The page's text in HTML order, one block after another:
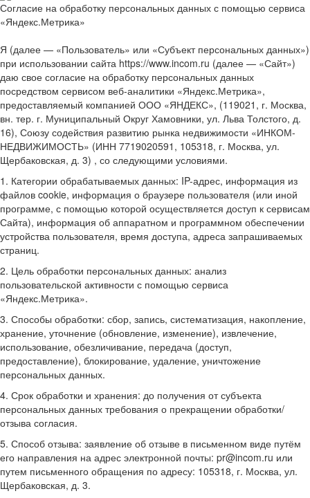
Согласие на обработку персональных данных с помощью сервиса
«Яндекс.Метрика»
Я (далее — «Пользователь» или «Субъект персональных данных»)
при использовании сайта https://www.incom.ru (далее — «Сайт»)
даю свое согласие на обработку персональных данных
посредством сервисом веб-аналитики «Яндекс.Метрика»,
предоставляемый компанией ООО «ЯНДЕКС», (119021, г. Москва,
вн. тер. г. Муниципальный Округ Хамовники, ул. Льва Толстого, д.
16), Союзу содействия развитию рынка недвижимости «ИНКОМ-
НЕДВИЖИМОСТЬ» (ИНН 7719020591, 105318, г. Москва, ул.
Щербаковская, д. 3) , со следующими условиями.
1. Категории обрабатываемых данных: IP-адрес, информация из
файлов cookie, информация о браузере пользователя (или иной
программе, с помощью которой осуществляется доступ к сервисам
Сайта), информация об аппаратном и программном обеспечении
устройства пользователя, время доступа, адреса запрашиваемых
страниц.
2. Цель обработки персональных данных: анализ
пользовательской активности с помощью сервиса
«Яндекс.Метрика».
3. Способы обработки: сбор, запись, систематизация, накопление,
хранение, уточнение (обновление, изменение), извлечение,
использование, обезличивание, передача (доступ,
предоставление), блокирование, удаление, уничтожение
персональных данных.
4. Срок обработки и хранения: до получения от субъекта
персональных данных требования о прекращении обработки/
отзыва согласия.
5. Способ отзыва: заявление об отзыве в письменном виде путём
его направления на адрес электронной почты: pr@incom.ru или
путем письменного обращения по адресу: 105318, г. Москва, ул.
Щербаковская, д. 3.